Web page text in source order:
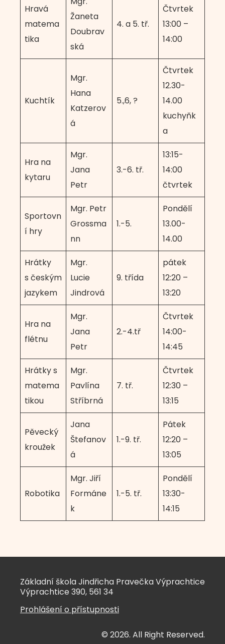
Hravá
matema
tika
Žaneta
Doubrav
ská
4. a 5. tř.
Čtvrtek
13:00 –
14:00
Kuchtík
Mgr.
Hana
Katzerov
á
5.,6, ?
Čtvrtek
12.30-
14.00
kuchyňk
a
Hra na
kytaru
Mgr.
Jana
Petr
3.-6. tř.
13:15-
14:00
čtvrtek
Sportovn
í hry
Mgr. Petr
Grossma
nn
1.-5.
Pondělí
13.00-
14.00
Hrátky
s českým
jazykem
Mgr.
Lucie
Jindrová
9. třída
pátek
12:20 –
13:20
Hra na
flétnu
Mgr.
Jana
Petr
2.-4.tř
Čtvrtek
14:00-
14:45
Hrátky s
matema
tikou
Mgr.
Pavlína
Stříbrná
7. tř.
Čtvrtek
12:30 –
13:15
Pěvecký
kroužek
Jana
Štefanov
á
1.-9. tř.
Pátek
12:20 –
13:05
Robotika
Mgr. Jiří
Formáne
k
1.-5. tř.
Pondělí
13:30-
14:15
Základní škola Jindřicha Pravečka Výprachtice
Výprachtice 390, 561 34
Prohlášení o přístupnosti
© 2026. All Right Reserved.